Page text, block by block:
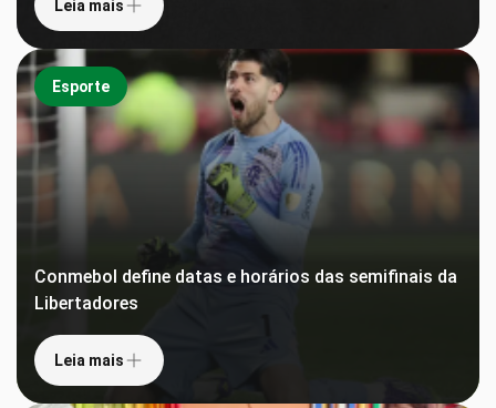
Leia mais
Esporte
Conmebol define datas e horários das semifinais da
Libertadores
Leia mais